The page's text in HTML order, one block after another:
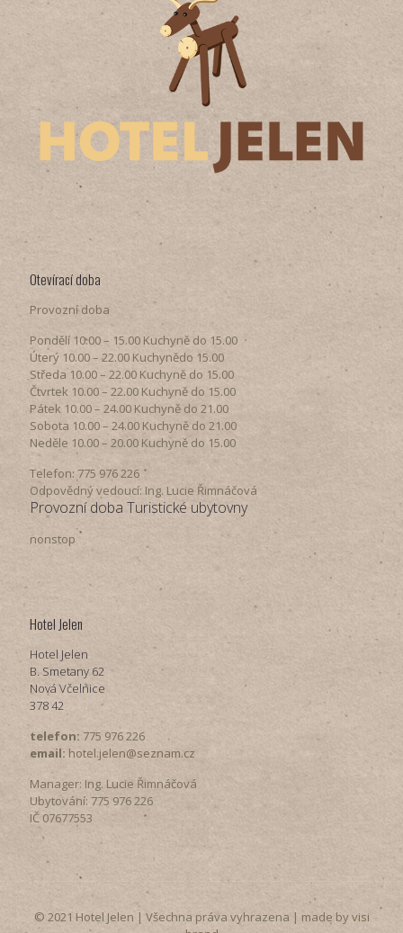
Otevírací doba
Provozní doba
Pondělí​ 10.00 – 15.00​​ Kuchyně do 15.00
Úterý ​10.00 – 22.00​​ Kuchynědo 15.00
Středa ​10.00 – 22.00 ​​Kuchyně do 15.00
Čtvrtek​ 10.00 – 22.00 ​​Kuchyně do 15.00
Pátek​ 10.00 – 24.00​​ Kuchyně do 21.00
Sobota ​10.00 – 24.00​​ Kuchyně do 21.00
Neděle ​10.00 – 20.00​​ Kuchyně do 15.00
Telefon: 775 976 226
Odpovědný vedoucí: Ing. Lucie Řimnáčová
Provozní doba Turistické ubytovny
nonstop
Hotel Jelen
Hotel Jelen
B. Smetany 62
Nová Včelnice
378 42
telefon: 775 976 226
email: hotel.jelen@seznam.cz
Manager: Ing. Lucie Řimnáčová
Ubytování: 775 976 226
IČ 07677553
© 2021 Hotel Jelen | Všechna práva vyhrazena | made byvisi